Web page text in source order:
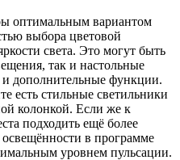
оптимальным вариантом
выбора цветовой
света. Это могут быть
так и настольные
дополнительные функции.
есть стильные светильники
колонкой. Если же к
подходить ещё более
освещённости в программе
уровнем пульсации.